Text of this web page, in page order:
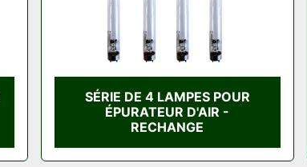
SÉRIE DE 4 LAMPES POUR
ÉPURATEUR D'AIR -
RECHANGE